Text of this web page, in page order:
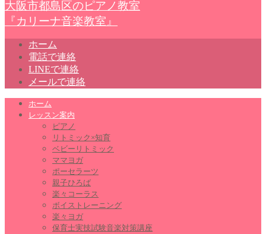
大阪市都島区のピアノ教室
『カリーナ音楽教室』
ホーム
電話で連絡
LINEで連絡
メールで連絡
ホーム
レッスン案内
ピアノ
リトミック×知育
ベビーリトミック
ママヨガ
ポーセラーツ
親子ひろば
楽々コーラス
ボイストレーニング
楽々ヨガ
保育士実技試験音楽対策講座